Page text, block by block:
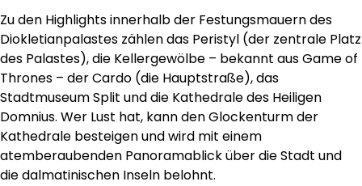
Zu den Highlights innerhalb der Festungsmauern des
Diokletianpalastes zählen das Peristyl (der zentrale Platz
des Palastes), die Kellergewölbe – bekannt aus Game of
Thrones – der Cardo (die Hauptstraße), das
Stadtmuseum Split und die Kathedrale des Heiligen
Domnius. Wer Lust hat, kann den Glockenturm der
Kathedrale besteigen und wird mit einem
atemberaubenden Panoramablick über die Stadt und
die dalmatinischen Inseln belohnt.